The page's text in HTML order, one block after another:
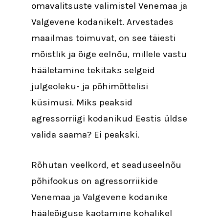
omavalitsuste valimistel Venemaa ja
Valgevene kodanikelt. Arvestades
maailmas toimuvat, on see täiesti
mõistlik ja õige eelnõu, millele vastu
hääletamine tekitaks selgeid
julgeoleku- ja põhimõttelisi
küsimusi. Miks peaksid
agressorriigi kodanikud Eestis üldse
valida saama? Ei peakski.
Rõhutan veelkord, et seaduseelnõu
põhifookus on agressorriikide
Venemaa ja Valgevene kodanike
hääleõiguse kaotamine kohalikel